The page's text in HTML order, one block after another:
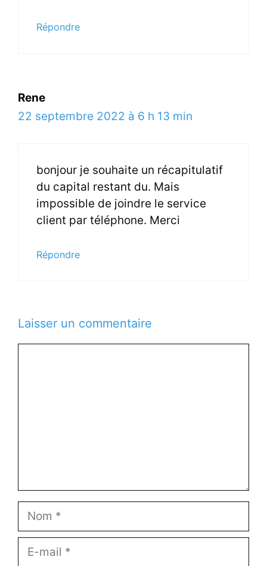
Répondre
Rene
22 septembre 2022 à 6 h 13 min
bonjour je souhaite un récapitulatif
du capital restant du. Mais
impossible de joindre le service
client par téléphone. Merci
Répondre
Laisser un commentaire
Nom
E-